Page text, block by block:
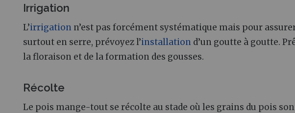
Irrigation
L’irrigation n’est pas forcément systématique mais pour
surtout en serre, prévoyez l’installation d’un goutte à goutte.
la floraison et de la formation des gousses.
Récolte
Le pois mange-tout se récolte au stade où les grains du pois